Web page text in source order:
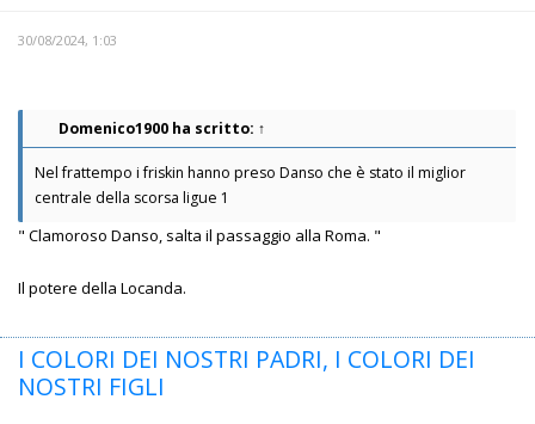
30/08/2024, 1:03
Domenico1900 ha scritto: ↑
Nel frattempo i friskin hanno preso Danso che è stato il miglior
centrale della scorsa ligue 1
" Clamoroso Danso, salta il passaggio alla Roma. "
Il potere della Locanda.
I COLORI DEI NOSTRI PADRI, I COLORI DEI
NOSTRI FIGLI